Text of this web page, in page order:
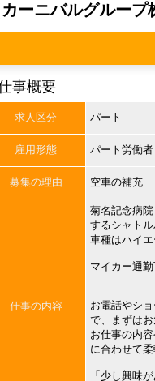
カーニバルグループ
事概要
求人区分 パート
雇用形態 パート労働者
募集の理由 空車の補充
仕事の内容
菊名記念病
するシャトル
車種はハイエ
マイカー通勤
お電話やシ
で、まずはお
お仕事の内
に合わせて柔
「少し興味